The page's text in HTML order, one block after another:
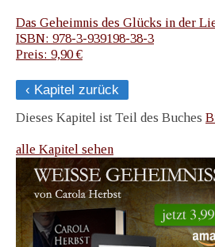
Das Geheimnis des Glücks in der
ISBN: 978-3-939198-38-3
Preis: 9,90 €
‹ Kapitel zurück
Dieses Kapitel ist Teil des Buches
alle Kapitel sehen